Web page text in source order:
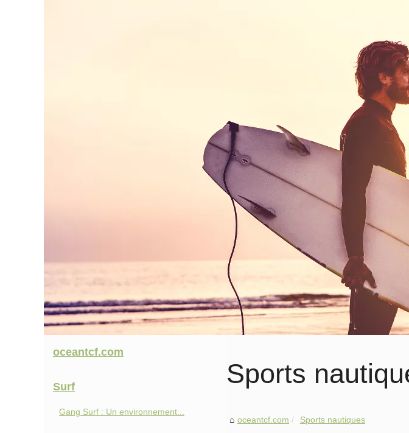
Sports
oceantcf.com Sports nautiques
oceantcf.com
Surf
Gang Surf : Un environnement...